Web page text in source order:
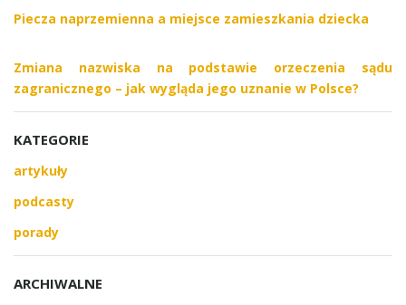
Piecza naprzemienna a miejsce zamieszkania dziecka
Zmiana nazwiska na podstawie orzeczenia sądu
zagranicznego – jak wygląda jego uznanie w Polsce?
KATEGORIE
artykuły
podcasty
porady
ARCHIWALNE